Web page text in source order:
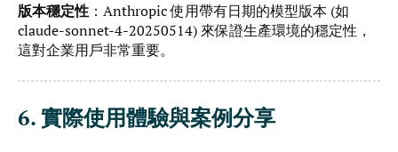
版本穩定性 ：Anthropic 使用帶有日期的模型版本 (如
claude-sonnet-4-20250514) 來保證生產環境的穩定性，
這對企業用戶非常重要。
6. 實際使用體驗與案例分享